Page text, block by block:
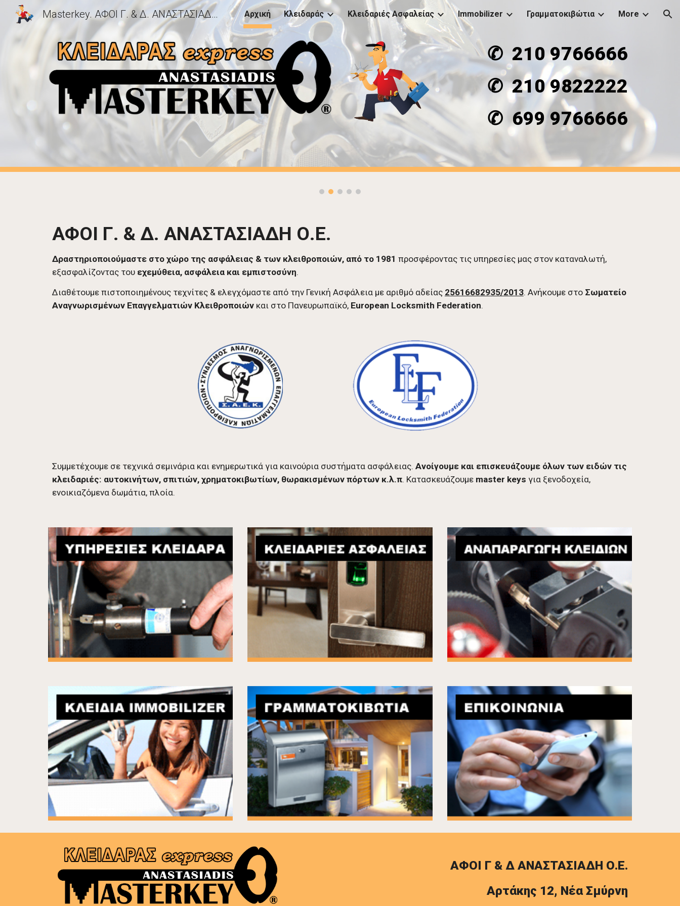
Skip to main content Skip to navigation
Masterkey. ΑΦΟΙ Γ. & Δ. ΑΝΑΣΤΑΣΙΑΔΗ Ο.Ε. Ο. Ε. | Κλειδαράς, Κλειδιά & Κλειδαριές Ασφαλείας, Κλειδαράς Αυτοκινήτων, Κλειδιά Immobilizer Αυτοκινήτου, Κλειδαράδες Αθήνα, Νέα Σμύρνη, Άγιος Δημήτριος, Δάφνη, Νέος Κόσμος, Παλαιό Φάληρο, Νότια Προάστια Αρχική Κλειδαράς Κλειδαριές Ασφαλείας Immobilizer Γραμματοκιβώτια More
✆ 210 9766666
✆210 9822222
✆699 9766666
ΑΦΟΙ Γ. & Δ. ΑΝΑΣΤΑΣΙΑΔΗ Ο.Ε.
Δραστηριοποιούμαστε στο χώρο της ασφάλειας & των κλειθροποιών, από το 1981 προσφέροντας τις υπηρεσίες μας στον καταναλωτή,
εξασφαλίζοντας του εχεμύθεια, ασφάλεια και εμπιστοσύνη.
Διαθέτουμε πιστοποιημένους τεχνίτες & ελεγχόμαστε από την Γενική Ασφάλεια με αριθμό αδείας 25616682935/2013. Ανήκουμε στο Σωματείο
Αναγνωρισμένων Επαγγελματιών Κλειθροποιώνκαι στο Πανευρωπαϊκό, European Locksmith Federation.
Συμμετέχουμε σε τεχνικά σεμινάρια και ενημερωτικά για καινούρια συστήματα ασφάλειας. Ανοίγουμε και επισκευάζουμε όλων των ειδών τις
κλειδαριές: αυτοκινήτων, σπιτιών, χρηματοκιβωτίων, θωρακισμένων πόρτων κ.λ.π. Κατασκευάζουμε master keys για ξενοδοχεία,
ενοικιαζόμενα δωμάτια, πλοία.
ΑΦΟΙ Γ & Δ ΑΝΑΣΤΑΣΙΑΔΗ Ο.Ε.
Αρτάκης 12, Νέα Σμύρνη